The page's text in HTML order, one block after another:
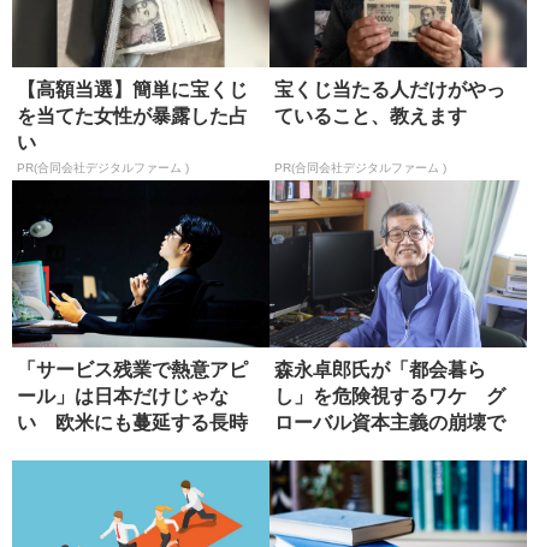
【高額当選】簡単に宝くじ
を当てた女性が暴露した占
い
PR(合同会社デジタルファーム )
宝くじ当たる人だけがやっ
ていること、教えます
PR(合同会社デジタルファーム )
「サービス残業で熱意アピ
ール」は日本だけじゃな
い 欧米にも蔓延する長時
森永卓郎氏が「都会暮ら
し」を危険視するワケ グ
ローバル資本主義の崩壊で